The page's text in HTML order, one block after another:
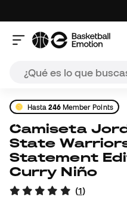
Hasta246Member Points
Camiseta Jordan Golden
State
Statement
Curry Niño
(1)